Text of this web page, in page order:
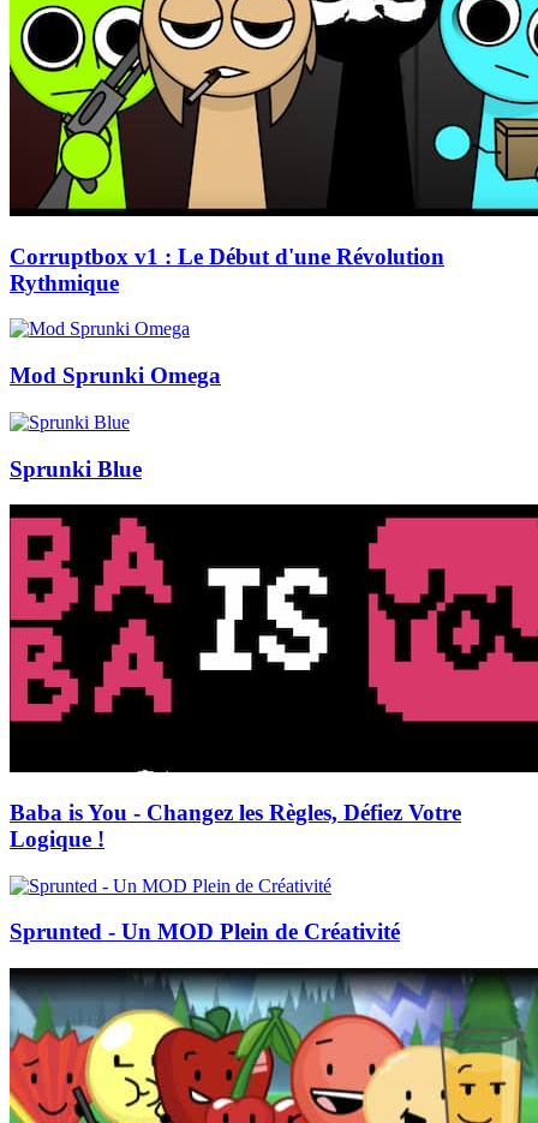
Corruptbox v1 : Le Début d'une Révolution
Rythmique
Mod Sprunki Omega
Sprunki Blue
Baba is You - Changez les Règles, Défiez Votre
Logique !
Sprunted - Un MOD Plein de Créativité